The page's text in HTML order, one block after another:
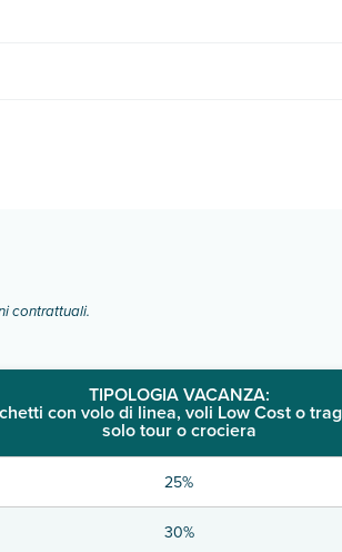
contrattuali.
TIPOLOGIA VACANZA:
con volo di linea, voli Low Cost o
solo tour o crociera
25%
30%